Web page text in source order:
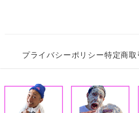
プライバシーポリシー特定商
© 2024